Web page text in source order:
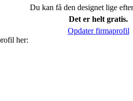
Du kan få den designet lige
Det er helt gratis.
Opdater firmaprofil
her: